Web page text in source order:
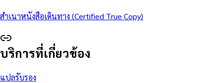
สำเนาหนังสือเดินทาง (Certified True Copy)
บริการที่เกี่ยวข้อง
แปลรับรอง